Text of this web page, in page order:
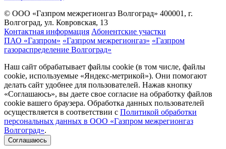
© ООО «Газпром межрегионгаз Волгоград» 400001, г.
Волгоград, ул. Ковровская, 13
Контактная информация Абонентские участки
ПАО «Газпром» «Газпром межрегионгаз» «Газпром
газораспределение Волгоград»
Наш сайт обрабатывает файлы cookie (в том числе, файлы
cookie, используемые «Яндекс-метрикой»). Они помогают
делать сайт удобнее для пользователей. Нажав кнопку
«Соглашаюсь», вы даете свое согласие на обработку файлов
cookie вашего браузера. Обработка данных пользователей
осуществляется в соответствии с Политикой обработки
персональных данных в ООО «Газпром межрегионгаз
Волгоград».
Соглашаюсь